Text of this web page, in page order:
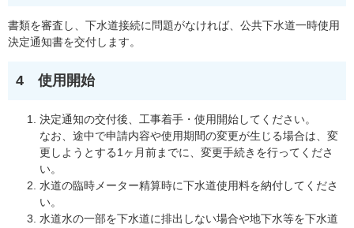
書類を審査し、下水道接続に問題がなければ、公共下水道一時使用
決定通知書を交付します。
4 使用開始
決定通知の交付後、工事着手・使用開始してください。
なお、途中で申請内容や使用期間の変更が生じる場合は、変
更しようとする1ヶ月前までに、変更手続きを行ってくださ
い。
水道の臨時メーター精算時に下水道使用料を納付してくださ
い。
水道水の一部を下水道に排出しない場合や地下水等を下水道